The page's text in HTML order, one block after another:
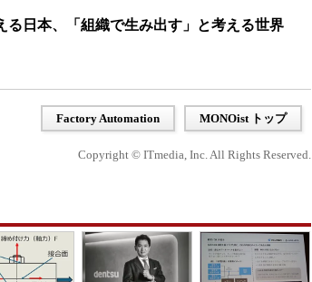
る日本、「組織で生み出す」と考える世界
Factory Automation MONOist トップ
Copyright © ITmedia, Inc. All Rights Reserved.